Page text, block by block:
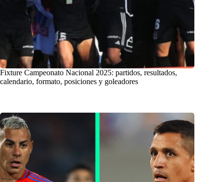
Fixture Campeonato Nacional 2025: partidos, resultados,
calendario, formato, posiciones y goleadores